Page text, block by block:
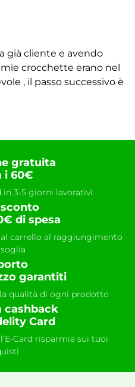
già cliente e avendo
crocchette erano nel
, il passo successivo è
gratuita
i 60€
3-5 giorni lavorativi
sconto
di spesa
carrello al raggiungimento
garantiti
qualità di ogni prodotto
cashback
Card
Card risparmia sui tuoi